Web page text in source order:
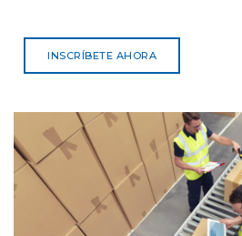
INSCRÍBETE AHORA